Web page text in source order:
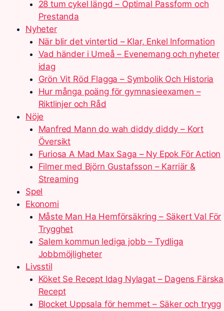
28 tum cykel längd – Optimal Passform och
Prestanda
Nyheter
När blir det vintertid – Klar, Enkel Information
Vad händer i Umeå – Evenemang och nyheter
idag
Grön Vit Röd Flagga – Symbolik Och Historia
Hur många poäng för gymnasieexamen –
Riktlinjer och Råd
Nöje
Manfred Mann do wah diddy diddy – Kort
Översikt
Furiosa A Mad Max Saga – Ny Epok För Action
Filmer med Björn Gustafsson – Karriär &
Streaming
Spel
Ekonomi
Måste Man Ha Hemförsäkring – Säkert Val För
Trygghet
Salem kommun lediga jobb – Tydliga
Jobbmöjligheter
Livsstil
Köket Se Recept Idag Nylagat – Dagens Färska
Recept
Blocket Uppsala för hemmet – Säker och trygg